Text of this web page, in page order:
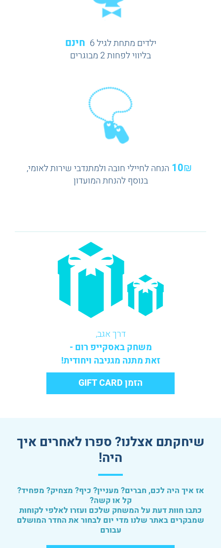
ילדים מתחת לגיל 6 חינם
בליווי לפחות 2 מבוגרים
10₪ הנחה לחיילי חובה ולמתנדבי שירות לאומי,
בנוסף להנחת המועדון
דרך אגב,
משחק באסקייפ רום -
זאת מתנה מגניבה ויחודית!
הזמן GIFT CARD
שיחקתם אצלנו? ספרו לאחרים איך
היה!
אז איך היה לכם, חברים? מעניין? כיף? מצחיק? מפחיד?
קל או קשה?
כתבו חוות דעת על המשחק שלכם ועזרו לאלפי לקוחות
שמבקרים באתר שלנו מדי יום לבחור את החדר המושלם
עבורם